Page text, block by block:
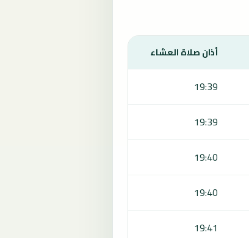
أذان صلاة العشاء
19:39
19:39
19:40
19:40
19:41